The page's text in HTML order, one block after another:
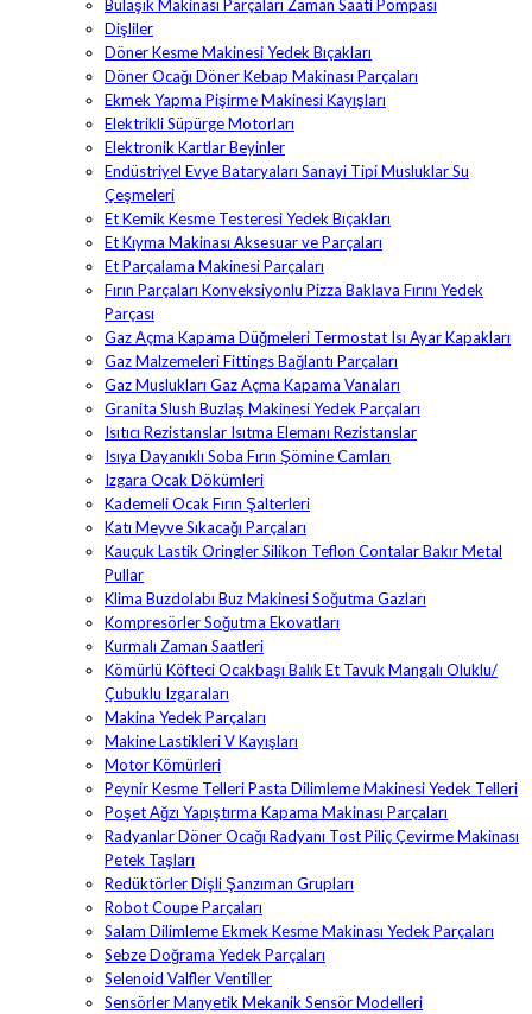
Bulaşık Makinası Parçaları Zaman Saati Pompası
Dişliler
Döner Kesme Makinesi Yedek Bıçakları
Döner Ocağı Döner Kebap Makinası Parçaları
Ekmek Yapma Pişirme Makinesi Kayışları
Elektrikli Süpürge Motorları
Elektronik Kartlar Beyinler
Endüstriyel Evye Bataryaları Sanayi Tipi Musluklar Su
Çeşmeleri
Et Kemik Kesme Testeresi Yedek Bıçakları
Et Kıyma Makinası Aksesuar ve Parçaları
Et Parçalama Makinesi Parçaları
Fırın Parçaları Konveksiyonlu Pizza Baklava Fırını Yedek
Parçası
Gaz Açma Kapama Düğmeleri Termostat Isı Ayar Kapakları
Gaz Malzemeleri Fittings Bağlantı Parçaları
Gaz Muslukları Gaz Açma Kapama Vanaları
Granita Slush Buzlaş Makinesi Yedek Parçaları
Isıtıcı Rezistanslar Isıtma Elemanı Rezistanslar
Isıya Dayanıklı Soba Fırın Şömine Camları
Izgara Ocak Dökümleri
Kademeli Ocak Fırın Şalterleri
Katı Meyve Sıkacağı Parçaları
Kauçuk Lastik Oringler Silikon Teflon Contalar Bakır Metal
Pullar
Klima Buzdolabı Buz Makinesi Soğutma Gazları
Kompresörler Soğutma Ekovatları
Kurmalı Zaman Saatleri
Kömürlü Köfteci Ocakbaşı Balık Et Tavuk Mangalı Oluklu/
Çubuklu Izgaraları
Makina Yedek Parçaları
Makine Lastikleri V Kayışları
Motor Kömürleri
Peynir Kesme Telleri Pasta Dilimleme Makinesi Yedek Telleri
Poşet Ağzı Yapıştırma Kapama Makinası Parçaları
Radyanlar Döner Ocağı Radyanı Tost Piliç Çevirme Makinası
Petek Taşları
Redüktörler Dişli Şanzıman Grupları
Robot Coupe Parçaları
Salam Dilimleme Ekmek Kesme Makinası Yedek Parçaları
Sebze Doğrama Yedek Parçaları
Selenoid Valfler Ventiller
Sensörler Manyetik Mekanik Sensör Modelleri